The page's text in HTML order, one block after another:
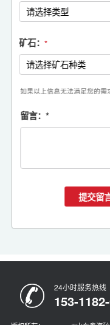
矿石： *
如果以上信息无法满足您的需
留言：*
24小时服务热线
153-